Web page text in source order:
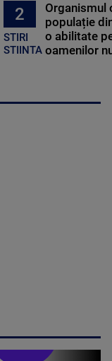
2
STIRI
STIINTA
Organismul
populație
o abilitate
oamenilor